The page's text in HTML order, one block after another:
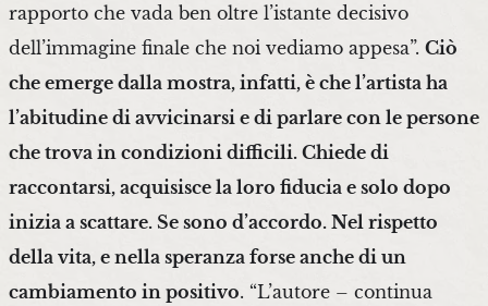
rapporto che vada ben oltre l’istante decisivo
dell’immagine finale che noi vediamo appesa”. Ciò
che emerge dalla mostra, infatti, è che l’artista ha
l’abitudine di avvicinarsi e di parlare con le persone
che trova in condizioni difficili. Chiede di
raccontarsi, acquisisce la loro fiducia e solo dopo
inizia a scattare. Se sono d’accordo. Nel rispetto
della vita, e nella speranza forse anche di un
cambiamento in positivo. “L’autore – continua